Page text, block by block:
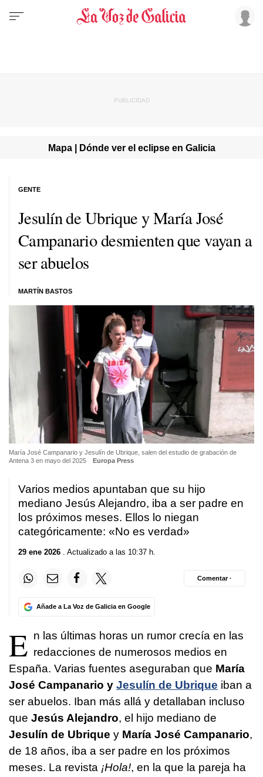
Mapa | Dónde ver el eclipse en Galicia
Jesulín de Ubrique y María José
Campanario desmienten que vayan a
ser abuelos
MARTÍN BASTOS
GENTE
María José Campanario y Jesulín de Ubrique, salen del estudio de grabación de
Antena 3 en mayo del 2025
Europa Press
Varios medios apuntaban que su hijo
mediano Jesús Alejandro, iba a ser padre en
los próximos meses. Ellos lo niegan
categóricamente: «No es verdad»
29 ene 2026 . Actualizado a las 10:37 h.
Añade a La Voz de Galicia en Google
Comentar ·
E n las últimas horas un rumor crecía en las
redacciones de numerosos medios en
España. Varias fuentes aseguraban que María
José Campanario y Jesulín de Ubrique iban a
ser abuelos. Iban más allá y detallaban incluso
que Jesús Alejandro, el hijo mediano de
Jesulín de Ubrique y María José Campanario,
de 18 años, iba a ser padre en los próximos
meses. La revista ¡Hola!, en la que la pareja ha